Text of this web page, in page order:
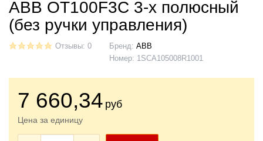
ABB ОТ100F3C 3-х полюсный
(без ручки управления)
Отзывы: 0 Бренд: ABB
Номер: 1SCA105008R1001
7 660,34 руб
Цена за единицу